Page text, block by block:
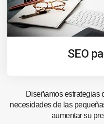
SEO
Diseñamos estrategias
necesidades de las
aumentar su